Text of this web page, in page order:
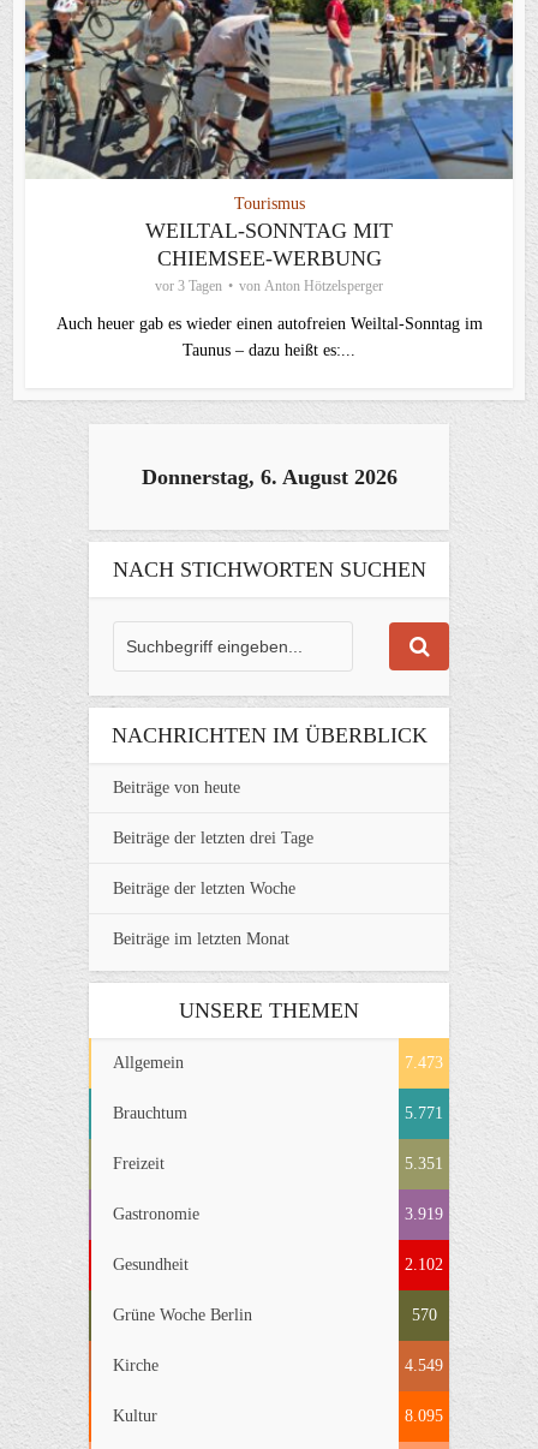
Tourismus
WEILTAL-SONNTAG MIT
CHIEMSEE-WERBUNG
vor 3 Tagen von Anton Hötzelsperger
Auch heuer gab es wieder einen autofreien Weiltal-Sonntag im
Taunus – dazu heißt es:...
Donnerstag, 6. August 2026
NACH STICHWORTEN SUCHEN
NACHRICHTEN IM ÜBERBLICK
Beiträge von heute
Beiträge der letzten drei Tage
Beiträge der letzten Woche
Beiträge im letzten Monat
UNSERE THEMEN
Allgemein 7.473
Brauchtum 5.771
Freizeit 5.351
Gastronomie 3.919
Gesundheit 2.102
Grüne Woche Berlin 570
Kirche 4.549
Kultur 8.095